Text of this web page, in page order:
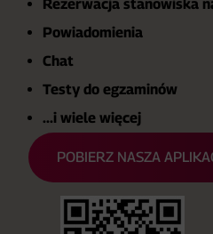
Rezerwacja stanowiska
Powiadomienia
Chat
Testy do egzaminów
...i wiele więcej
POBIERZ NASZA